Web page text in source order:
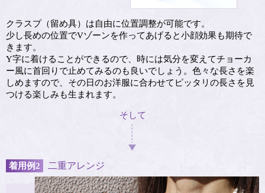
クラスプ（留め具）は自由に位置調整が可能です。
少し長めの位置でVゾーンを作ってあげると小顔効果も期待で
きます。
Y字に着けることができるので、時には気分を変えてチョーカ
ー風に首回りで止めてみるのも良いでしょう。色々な長さを楽
しめますので、その日のお洋服に合わせてピッタリの長さを見
つける楽しみも生まれます。
そして
着用例2 二重アレンジ